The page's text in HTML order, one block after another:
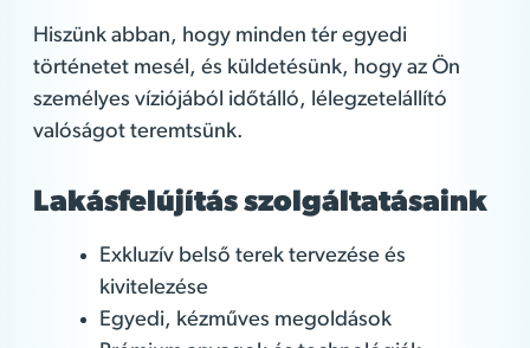
Hiszünk abban, hogy minden tér egyedi
történetet mesél, és küldetésünk, hogy az Ön
személyes víziójából időtálló, lélegzetelállító
valóságot teremtsünk.
Lakásfelújítás szolgáltatásaink
Exkluzív belső terek tervezése és
kivitelezése
Egyedi, kézműves megoldások